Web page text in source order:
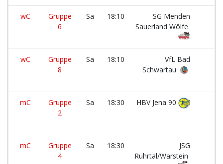
wC
Gruppe
6
Sa 18:10
SG Menden
Sauerland Wölfe
wC
Gruppe
8
Sa 18:10
VfL Bad
Schwartau
mC
Gruppe
2
Sa 18:30 HBV Jena 90
mC
Gruppe
4
Sa 18:30
JSG
Ruhrtal/Warstein